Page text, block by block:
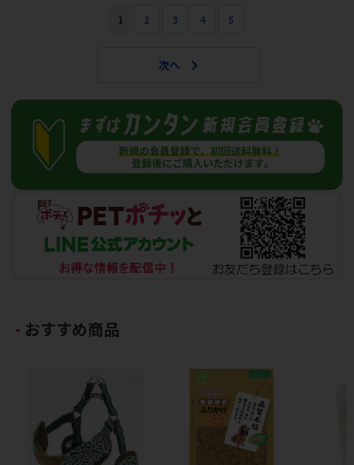
1 2 3 4 5
おすすめ商品